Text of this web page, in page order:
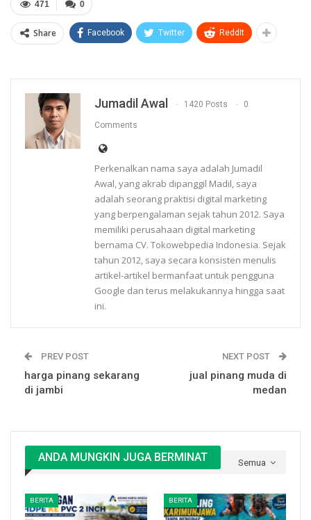
0
471
Share Facebook Twitter ReddIt
Jumadil Awal 1420 Posts 0
Comments
Perkenalkan nama saya adalah Jumadil
Awal, yang akrab dipanggil Madil, saya
adalah seorang praktisi digital marketing
yang berpengalaman sejak tahun 2012. Saya
memiliki perusahaan digital marketing
bernama CV. Tokowebpedia Indonesia. Sejak
tahun 2012, saya secara konsisten menulis
artikel-artikel bermanfaat untuk pengguna
Google dan terus melakukannya hingga saat
ini.
PREV POST
harga pinang sekarang
di jambi
NEXT POST
jual pinang muda di
medan
Semua
ANDA MUNGKIN JUGA BERMINAT
BERITA BERITA